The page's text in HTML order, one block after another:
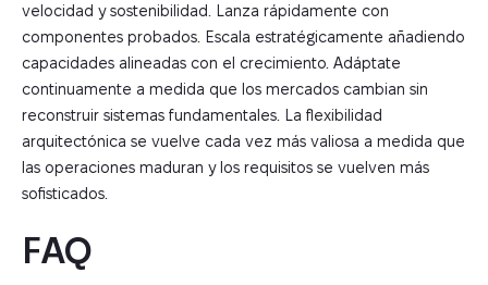
velocidad y sostenibilidad. Lanza rápidamente con
componentes probados. Escala estratégicamente añadiendo
capacidades alineadas con el crecimiento. Adáptate
continuamente a medida que los mercados cambian sin
reconstruir sistemas fundamentales. La flexibilidad
arquitectónica se vuelve cada vez más valiosa a medida que
las operaciones maduran y los requisitos se vuelven más
sofisticados.
FAQ